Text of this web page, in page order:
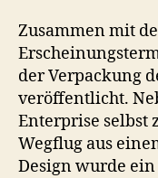
Zusammen mit
der Verpackung
veröffentlicht.
Enterprise selbst
Wegflug aus
Design wurde